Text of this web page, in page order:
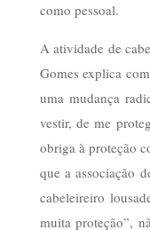
como pessoal.
A atividade de
Gomes explica
uma mudança
vestir, de me
obriga à proteção
que a associação
cabeleireiro
muita proteção”,